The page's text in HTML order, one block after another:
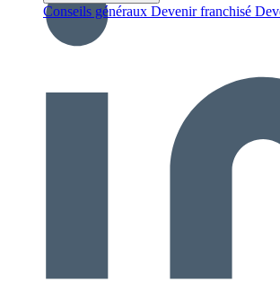
Conseils généraux Devenir franchisé